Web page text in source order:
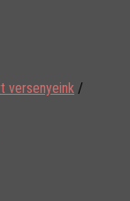
versenyeink /